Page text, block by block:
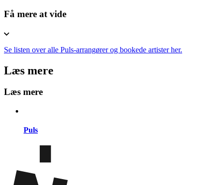
Få mere at vide
Se listen over alle Puls-arrangører og bookede artister her.
Læs mere
Læs mere
Puls